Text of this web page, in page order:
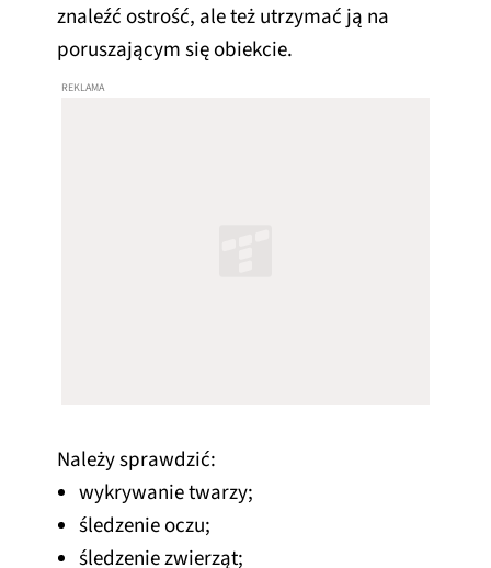
znaleźć ostrość, ale też utrzymać ją na
poruszającym się obiekcie.
Należy sprawdzić:
wykrywanie twarzy;
śledzenie oczu;
śledzenie zwierząt;